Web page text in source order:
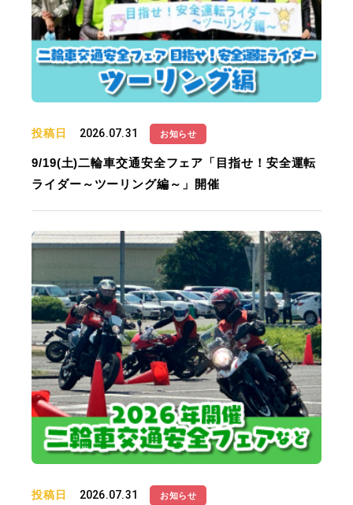
投稿日 2026.07.31 お知らせ
9/19(土)二輪車交通安全フェア「目指せ！安全運転
ライダー～ツーリング編～」開催
投稿日 2026.07.31 お知らせ